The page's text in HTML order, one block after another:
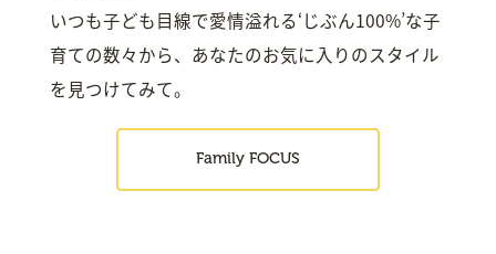
いつも子ども目線で愛情溢れる‘じぶん100%’な子
育ての数々から、あなたのお気に入りのスタイル
を見つけてみて。
Family FOCUS